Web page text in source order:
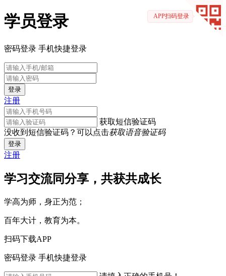
学员登录
密码登录 手机快捷登录
登录
注册
获取短信验证码
没收到短信验证码？可以点击获取语音验证码
登录
注册
学习交流同分享，共获共成长
学高为师，身正为范；
百年大计，教育为本。
扫码下载APP
APP扫码登录
密码登录 手机快捷登录